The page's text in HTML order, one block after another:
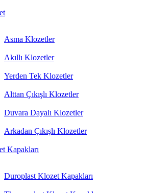
Asma Klozetler
Akıllı Klozetler
Yerden Tek Klozetler
Alttan Çıkışlı Klozetler
Duvara Dayalı Klozetler
Arkadan Çıkışlı Klozetler
Kapakları
Duroplast Klozet Kapakları